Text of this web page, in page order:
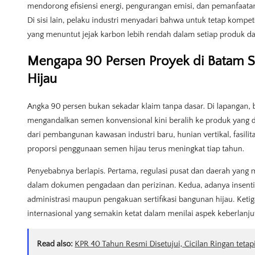
mendorong efisiensi energi, pengurangan emisi, dan
Di sisi lain, pelaku industri menyadari bahwa untuk tetap
yang menuntut jejak karbon lebih rendah dalam setiap produk
Mengapa 90 Persen Proyek di Batam
Hijau
Angka 90 persen bukan sekadar klaim tanpa dasar. Di lapangan,
mengandalkan semen konvensional kini beralih ke produk yang
dari pembangunan kawasan industri baru, hunian vertikal,
proporsi penggunaan semen hijau terus meningkat tiap tahun.
Penyebabnya berlapis. Pertama, regulasi pusat dan daerah
dalam dokumen pengadaan dan perizinan. Kedua, adanya
administrasi maupun pengakuan sertifikasi bangunan hijau.
internasional yang semakin ketat dalam menilai aspek
Read also: KPR 40 Tahun Resmi Disetujui, Cicilan Ringan